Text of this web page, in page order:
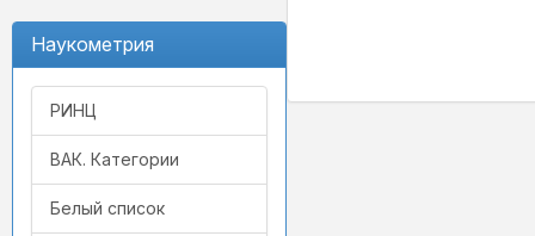
Наукометрия
РИНЦ
ВАК. Категории
Белый список